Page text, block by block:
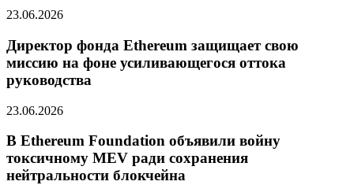
23.06.2026
Директор фонда Ethereum защищает свою
миссию на фоне усиливающегося оттока
руководства
23.06.2026
В Ethereum Foundation объявили войну
токсичному MEV ради сохранения
нейтральности блокчейна